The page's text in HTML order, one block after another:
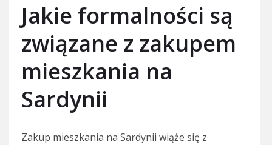
Jakie formalności są
związane z zakupem
mieszkania na
Sardynii
Zakup mieszkania na Sardynii wiąże się z